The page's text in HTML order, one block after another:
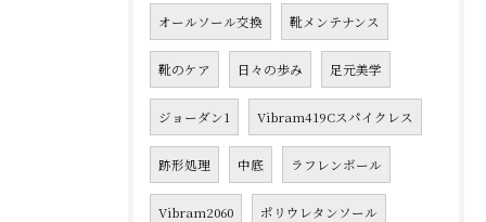
オールソール交換 靴メンテナンス
靴のケア 日々の歩み 足元美学
ジョーダン1 Vibram419Cスパイクレス
跡形処理 中底 ラフレンボール
Vibram2060 ポリウレタンソール